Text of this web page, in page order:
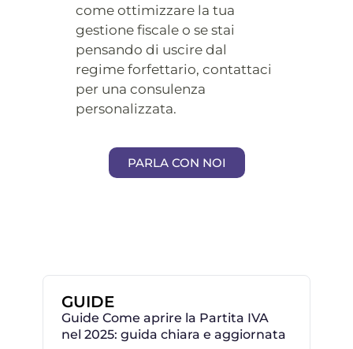
come ottimizzare la tua
gestione fiscale o se stai
pensando di uscire dal
regime forfettario, contattaci
per una consulenza
personalizzata.
PARLA CON NOI
GUIDE
Guide Come aprire la Partita IVA
nel 2025: guida chiara e aggiornata